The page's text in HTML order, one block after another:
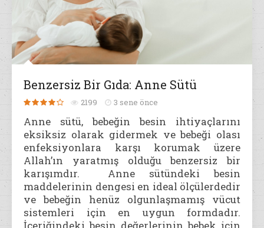
Benzersiz Bir Gıda: Anne Sütü
2199 3 sene önce
Anne sütü, bebeğin besin ihtiyaçlarını
eksiksiz olarak gidermek ve bebeği olası
enfeksiyonlara karşı korumak üzere
Allah’ın yaratmış olduğu benzersiz bir
karışımdır. Anne sütündeki besin
maddelerinin dengesi en ideal ölçülerdedir
ve bebeğin henüz olgunlaşmamış vücut
sistemleri için en uygun formdadır.
İçeriğindeki besin değerlerinin bebek için